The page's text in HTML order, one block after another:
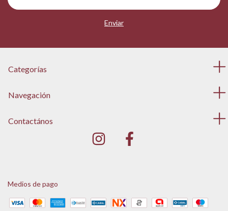
Categorías
Navegación
Contactános
Medios de pago